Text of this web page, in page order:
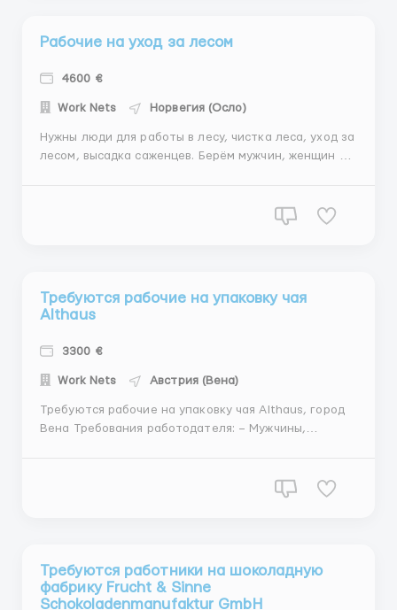
Рабочие на уход за лесом
4600 €
Work Nets Норвегия (Осло)
Нужны люди для работы в лесу, чистка леса, уход за
лесом, высадка саженцев. Берём мужчин, женщин и
Оплата труда без от 4600 евро, нетто Работа от
Требуются рабочие на упаковку чая
Althaus
3300 €
Work Nets Австрия (Вена)
Требуются рабочие на упаковку чая Althaus, город
Вена Требования работодателя: – Мужчины,
приветствуется(но не обязательно) – Желание
Требуются работники на шоколадную
фабрику Frucht & Sinne
Schokoladenmanufaktur GmbH